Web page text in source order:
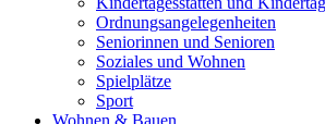
Ordnungsangelegenheiten
Seniorinnen und Senioren
Soziales und Wohnen
Spielplätze
Sport